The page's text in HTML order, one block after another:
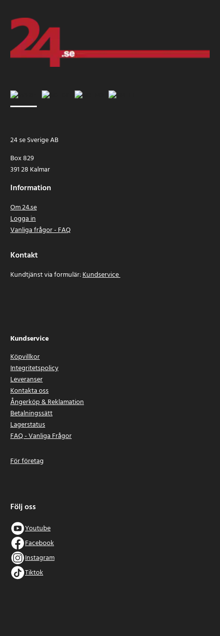
24 se Sverige AB
Box 829
391 28 Kalmar
Information
Om 24.se
Logga in
Vanliga frågor - FAQ
Kontakt
Kundtjänst via formulär:Kundservice
Kundservice
Köpvillkor
Integritetspolicy
Leveranser
Kontakta oss
Ångerköp & Reklamation
Betalningssätt
Lagerstatus
FAQ - Vanliga Frågor
För företag
Följ oss
Youtube
Facebook
Instagram
Tiktok